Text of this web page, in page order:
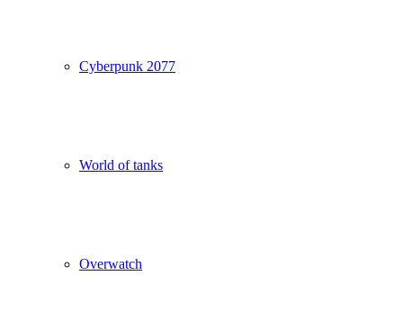
Cyberpunk 2077
World of tanks
Overwatch